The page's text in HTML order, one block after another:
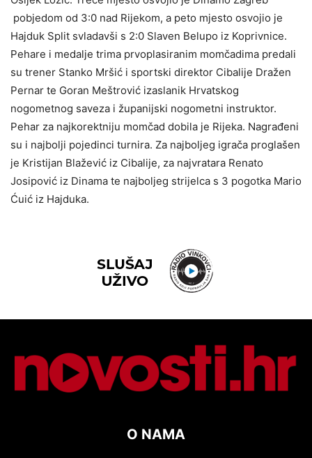
pobjedom od 3:0 nad Rijekom, a peto mjesto osvojio je
Hajduk Split svladavši s 2:0 Slaven Belupo iz Koprivnice.
Pehare i medalje trima prvoplasiranim momčadima predali
su trener Stanko Mršić i sportski direktor Cibalije Dražen
Pernar te Goran Meštrović izaslanik Hrvatskog
nogometnog saveza i županijski nogometni instruktor.
Pehar za najkorektniju momčad dobila je Rijeka. Nagrađeni
su i najbolji pojedinci turnira. Za najboljeg igrača proglašen
je Kristijan Blažević iz Cibalije, za najvratara Renato
Josipović iz Dinama te najboljeg strijelca s 3 pogotka Mario
Ćuić iz Hajduka.
O NAMA